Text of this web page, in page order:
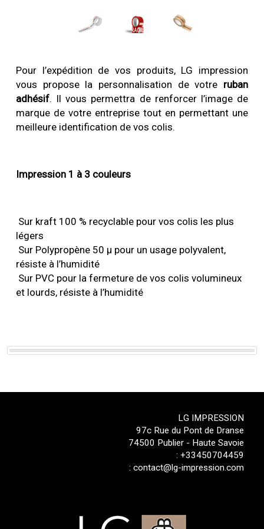
Pour l’expédition de vos produits, LG impression
vous propose la personnalisation de votre ruban
adhésif. Il vous permettra de renforcer l’image de
marque de votre entreprise tout en permettant une
meilleure identification de vos colis.
Impression 1 à 3 couleurs
Sur kraft 100 % recyclable pour vos colis les plus
légers
Sur Polypropène 50 µ pour un usage polyvalent,
résiste à l’humidité
Sur PVC pour la fermeture de vos colis volumineux
et lourds, résiste à l’humidité
LG IMPRESSION
97c Rue du Pont de Dranse
74500 Publier - Haute Savoie
: +33450704459
: contact@lg-impression.com